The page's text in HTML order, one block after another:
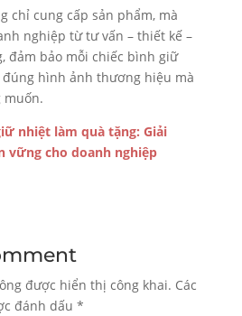
chỉ cung cấp sản phẩm, mà
nghiệp từ tư vấn – thiết kế –
đảm bảo mỗi chiếc bình giữ
hình ảnh thương hiệu mà
muốn.
nhiệt làm quà tặng: Giải
vững cho doanh nghiệp
được hiển thị công khai. Các
đánh dấu *